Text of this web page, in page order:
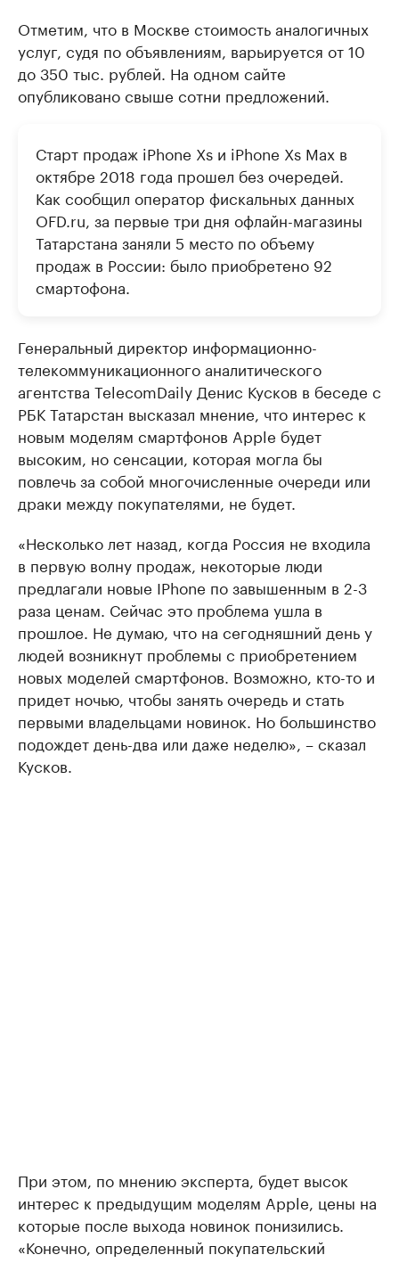
Отметим, что в Москве стоимость аналогичных
услуг, судя по объявлениям, варьируется от 10
до 350 тыс. рублей. На одном сайте
опубликовано свыше сотни предложений.
Старт продаж iPhone Xs и iPhone Xs Max в
октябре 2018 года прошел без очередей.
Как сообщил оператор фискальных данных
OFD.ru, за первые три дня офлайн-магазины
Татарстана заняли 5 место по объему
продаж в России: было приобретено 92
смартофона.
Генеральный директор информационно-
телекоммуникационного аналитического
агентства TelecomDaily Денис Кусков в беседе с
РБК Татарстан высказал мнение, что интерес к
новым моделям смартфонов Apple будет
высоким, но сенсации, которая могла бы
повлечь за собой многочисленные очереди или
драки между покупателями, не будет.
«Несколько лет назад, когда Россия не входила
в первую волну продаж, некоторые люди
предлагали новые IPhone по завышенным в 2-3
раза ценам. Сейчас это проблема ушла в
прошлое. Не думаю, что на сегодняшний день у
людей возникнут проблемы с приобретением
новых моделей смартфонов. Возможно, кто-то и
придет ночью, чтобы занять очередь и стать
первыми владельцами новинок. Но большинство
подождет день-два или даже неделю», – сказал
Кусков.
При этом, по мнению эксперта, будет высок
интерес к предыдущим моделям Apple, цены на
которые после выхода новинок понизились.
«Конечно, определенный покупательский